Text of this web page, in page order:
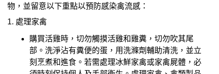
物，並留意以下重點以預防感染禽流感：
1. 處理家禽
購買活雞時，切勿觸摸活雞和雞糞，切勿吹其尾
部。洗淨沾有糞便的蛋，用洗滌劑輔助清洗，並立
刻烹煮和進食。若需處理冰鮮家禽或家禽屍體，必